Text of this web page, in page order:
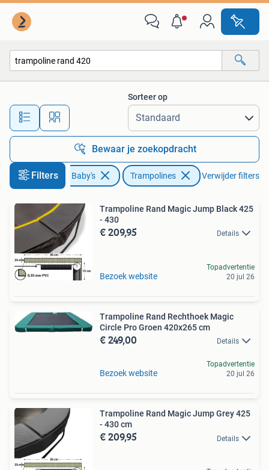
Alle afstanden…
Sorteer op
Bewaar je zoekopdracht
Filters
Kinderen en Baby's Trampolines Verwijder filters
Trampoline Rand Magic Jump Black 425
- 430
€ 209,95 Details
Bezoek website
Topadvertentie
20 jul 26
Trampoline Rand Rechthoek Magic
Circle Pro Groen 420x265 cm
€ 249,00 Details
Bezoek website
Topadvertentie
20 jul 26
Trampoline Rand Magic Jump Grey 425
- 430 cm
€ 209,95 Details